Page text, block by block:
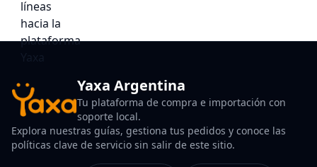
Yaxa Argentina
Tu plataforma de compra e importación con
soporte local.
Explora nuestras guías, gestiona tus pedidos y conoce las
políticas clave de servicio sin salir de este sitio.